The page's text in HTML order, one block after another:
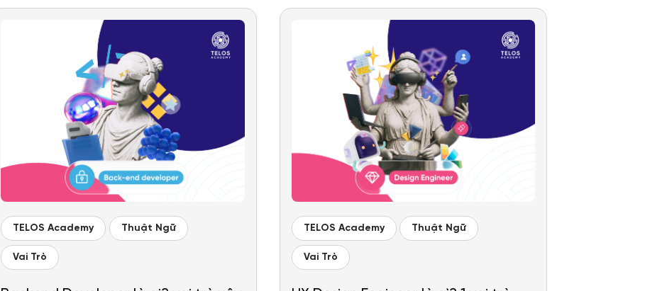
TELOS Academy Thuật Ngữ
Vai Trò
TELOS Academy Thuật Ngữ
Vai Trò